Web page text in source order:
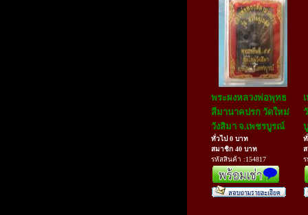
พระผงหลวงพ่อพุทธ
สีมานาคปรก วัดใหม่
วังสิมา จ.เพชรบูรณ์
ทั่วไป 0 บาท
สมาชิก 40 บาท
รหัสสินค้า :154817